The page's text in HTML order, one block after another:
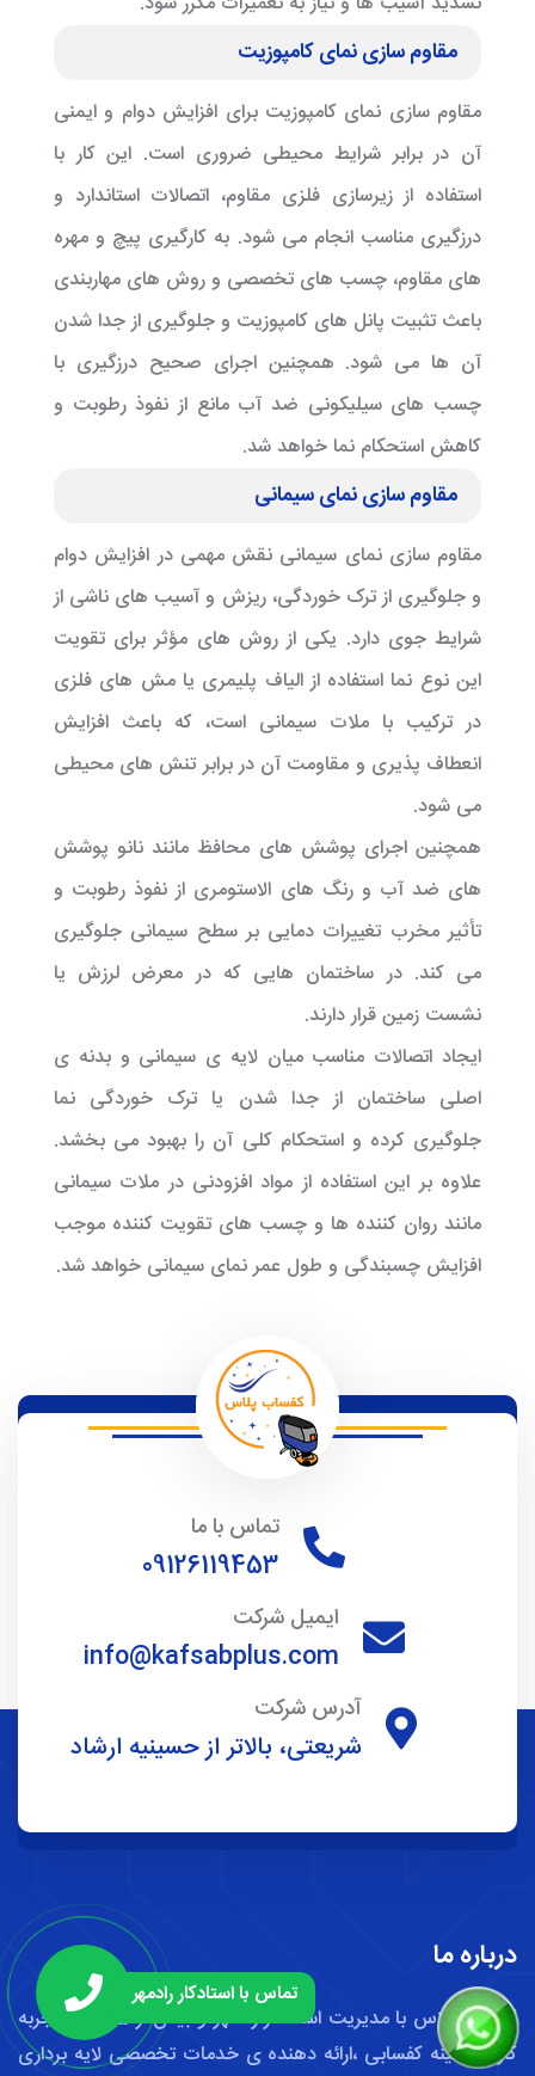
تماس با استادکار رادمهر
مقاوم سازی نمای کامپوزیت
مقاوم سازی نمای کامپوزیت برای افزایش دوام و ایمنی
آن در برابر شرایط محیطی ضروری است. این کار با
استفاده از زیرسازی فلزی مقاوم، اتصالات استاندارد و
درزگیری مناسب انجام می شود. به کارگیری پیچ و مهره
های مقاوم، چسب های تخصصی و روش های مهاربندی
باعث تثبیت پانل های کامپوزیت و جلوگیری از جدا شدن
آن ها می شود. همچنین اجرای صحیح درزگیری با
چسب های سیلیکونی ضد آب مانع از نفوذ رطوبت و
کاهش استحکام نما خواهد شد.
مقاوم سازی نمای سیمانی
مقاوم سازی نمای سیمانی نقش مهمی در افزایش دوام
و جلوگیری از ترک خوردگی، ریزش و آسیب های ناشی از
شرایط جوی دارد. یکی از روش های مؤثر برای تقویت
این نوع نما استفاده از الیاف پلیمری یا مش های فلزی
در ترکیب با ملات سیمانی است، که باعث افزایش
انعطاف پذیری و مقاومت آن در برابر تنش های محیطی
می شود.
همچنین اجرای پوشش های محافظ مانند نانو پوشش
های ضد آب و رنگ های الاستومری از نفوذ رطوبت و
تأثیر مخرب تغییرات دمایی بر سطح سیمانی جلوگیری
می کند. در ساختمان هایی که در معرض لرزش یا
نشست زمین قرار دارند.
ایجاد اتصالات مناسب میان لایه ی سیمانی و بدنه ی
اصلی ساختمان از جدا شدن یا ترک خوردگی نما
جلوگیری کرده و استحکام کلی آن را بهبود می بخشد.
علاوه بر این استفاده از مواد افزودنی در ملات سیمانی
مانند روان کننده ها و چسب های تقویت کننده موجب
افزایش چسبندگی و طول عمر نمای سیمانی خواهد شد.
تماس با ما
09126119453
ایمیل شرکت
info@kafsabplus.com
آدرس شرکت
شریعتی، بالاتر از حسینیه ارشاد
درباره ما
کفساب پلاس با مدیریت استادکار رادمهر و بیش از 25 سال تجربه
کار در زمینه کفسابی ،ارائه دهنده ی خدمات تخصصی لایه برداری